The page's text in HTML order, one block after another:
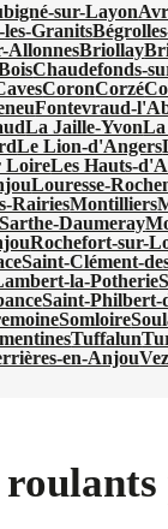
sur-Layon
les-Granits
AllonnesBriollay
Chaudefonds-
CoronCorzé
Fontevraud-
La Jaille-YvonLa
Le Lion-d'Angers
LoireLes Hauts-
Louresse-
RairiesMontilliers
Daumeray
Rochefort-sur-
Saint-Clément-
la-Potherie
Saint-Philbert-
Somloire
Tuffalun
en-Anjou